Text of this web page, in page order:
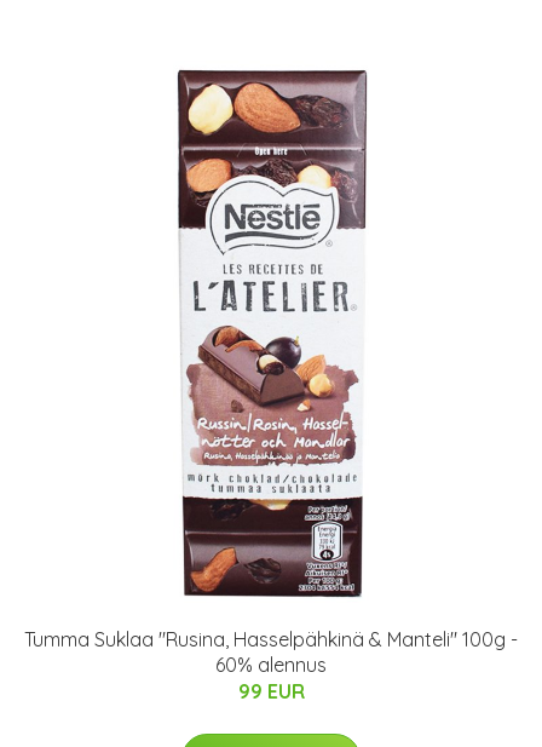
Tumma Suklaa "Rusina, Hasselpähkinä & Manteli" 100g -
60% alennus
99 EUR